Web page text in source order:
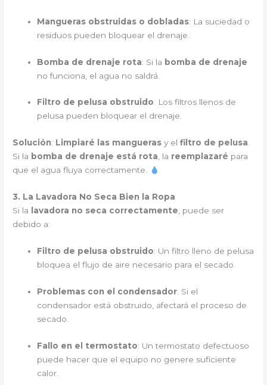
Mangueras obstruidas o dobladas: La suciedad o
residuos pueden bloquear el drenaje.
Bomba de drenaje rota: Si la bomba de drenaje
no funciona, el agua no saldrá.
Filtro de pelusa obstruido: Los filtros llenos de
pelusa pueden bloquear el drenaje.
Solución: Limpiaré las mangueras y elfiltro de pelusa.
Si la bomba de drenaje está rota, la reemplazaré para
que el agua fluya correctamente.
3. La Lavadora No Seca Bien la Ropa
Si la
lavadora no seca correctamente , puede ser
debido a:
Filtro de pelusa obstruido: Un filtro lleno de pelusa
bloquea el flujo de aire necesario para el secado.
Problemas con el condensador: Si el
condensador está obstruido, afectará el proceso de
secado.
Fallo en el termostato: Un termostato defectuoso
puede hacer que el equipo no genere suficiente
calor.